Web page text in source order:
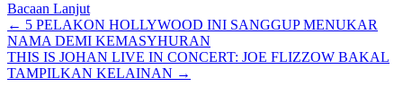
Bacaan Lanjut
Posts
navigation
← 5 PELAKON HOLLYWOOD INI SANGGUP MENUKAR
NAMA DEMI KEMASYHURAN
THIS IS JOHAN LIVE IN CONCERT: JOE FLIZZOW BAKAL
TAMPILKAN KELAINAN →